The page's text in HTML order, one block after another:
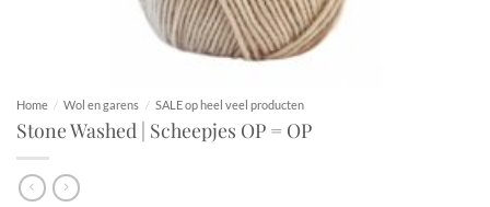
Home / Wol en garens / SALE op heel veel producten
Stone Washed | Scheepjes OP = OP